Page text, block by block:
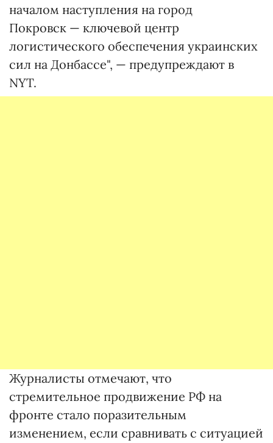
началом наступления на город
Покровск — ключевой центр
логистического обеспечения украинских
сил на Донбассе", — предупреждают в
NYT.
Журналисты отмечают, что
стремительное продвижение РФ на
фронте стало поразительным
изменением, если сравнивать с ситуацией